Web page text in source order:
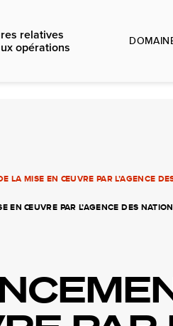
relatives
opérations
LA MISE EN ŒUVRE PAR L’AGENCE
EN ŒUVRE PAR L’AGENCE DES